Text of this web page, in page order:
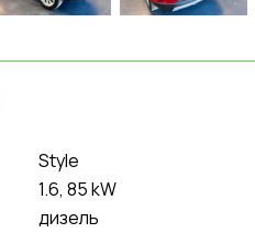
Style
1.6, 85 kW
дизель